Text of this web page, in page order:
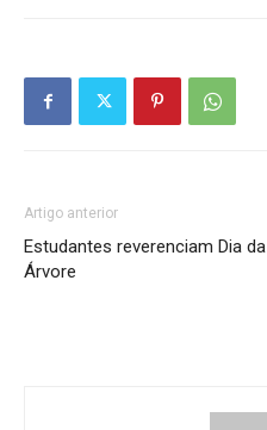
Artigo anterior
Estudantes reverenciam Dia da
Árvore